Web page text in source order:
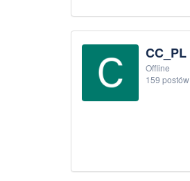
CC_PL
Offline
159 postów